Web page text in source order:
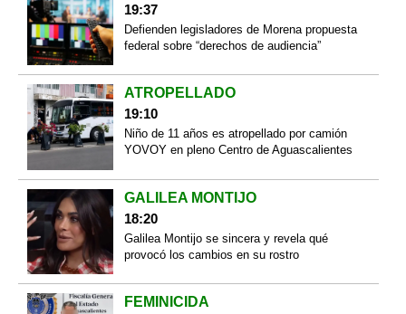
19:37
Defienden legisladores de Morena propuesta
federal sobre “derechos de audiencia”
ATROPELLADO
19:10
Niño de 11 años es atropellado por camión
YOVOY en pleno Centro de Aguascalientes
GALILEA MONTIJO
18:20
Galilea Montijo se sincera y revela qué
provocó los cambios en su rostro
FEMINICIDA